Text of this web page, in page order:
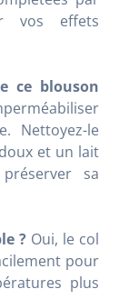
vos effets
ce blouson
Nettoyez-le
et un lait
sa
? Oui, le col
pour
plus